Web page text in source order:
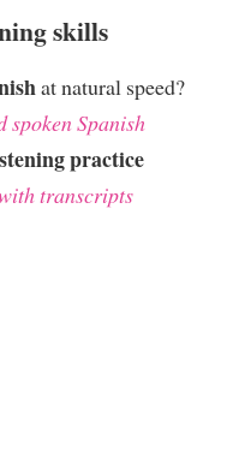
skills
at natural speed?
spoken Spanish
practice
transcripts